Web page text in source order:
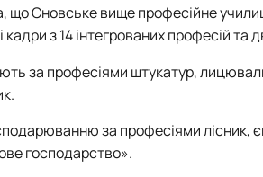
що Сновське вище професійне
кадри з 14 інтегрованих професій
за професіями штукатур,
за професіями лісник,
господарство».